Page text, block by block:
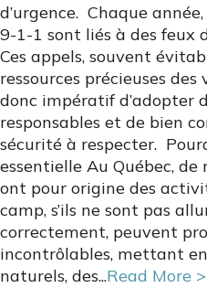
d’urgence. Chaque
9-1-1 sont liés à des feux
Ces appels, souvent
ressources précieuses
donc impératif d’adopter
responsables et de bien
sécurité à respecter.
essentielle Au Québec,
ont pour origine des
camp, s’ils ne sont pas
correctement, peuvent
incontrôlables, mettant
naturels, des...Read More >